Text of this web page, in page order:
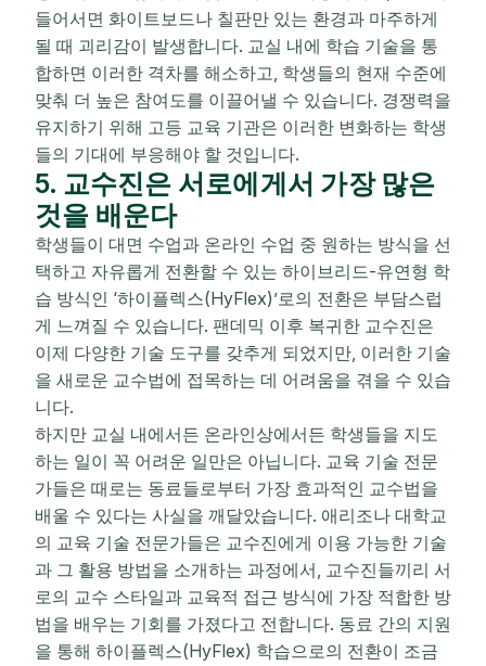
들어서면 화이트보드나 칠판만 있는 환경과 마주하게
될 때 괴리감이 발생합니다. 교실 내에 학습 기술을 통
합하면 이러한 격차를 해소하고, 학생들의 현재 수준에
맞춰 더 높은 참여도를 이끌어낼 수 있습니다. 경쟁력을
유지하기 위해 고등 교육 기관은 이러한 변화하는 학생
들의 기대에 부응해야 할 것입니다.
5. 교수진은 서로에게서 가장 많은
것을 배운다
학생들이 대면 수업과 온라인 수업 중 원하는 방식을 선
택하고 자유롭게 전환할 수 있는 하이브리드-유연형 학
습 방식인 ‘하이플렉스(HyFlex)’로의 전환은 부담스럽
게 느껴질 수 있습니다. 팬데믹 이후 복귀한 교수진은
이제 다양한 기술 도구를 갖추게 되었지만, 이러한 기술
을 새로운 교수법에 접목하는 데 어려움을 겪을 수 있습
니다.
하지만 교실 내에서든 온라인상에서든 학생들을 지도
하는 일이 꼭 어려운 일만은 아닙니다. 교육 기술 전문
가들은 때로는 동료들로부터 가장 효과적인 교수법을
배울 수 있다는 사실을 깨달았습니다. 애리조나 대학교
의 교육 기술 전문가들은 교수진에게 이용 가능한 기술
과 그 활용 방법을 소개하는 과정에서, 교수진들끼리 서
로의 교수 스타일과 교육적 접근 방식에 가장 적합한 방
법을 배우는 기회를 가졌다고 전합니다. 동료 간의 지원
을 통해 하이플렉스(HyFlex) 학습으로의 전환이 조금